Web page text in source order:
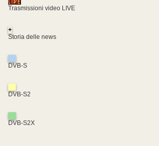
Trasmissioni video LIVE
+
Storia delle news
DVB-S
DVB-S2
DVB-S2X